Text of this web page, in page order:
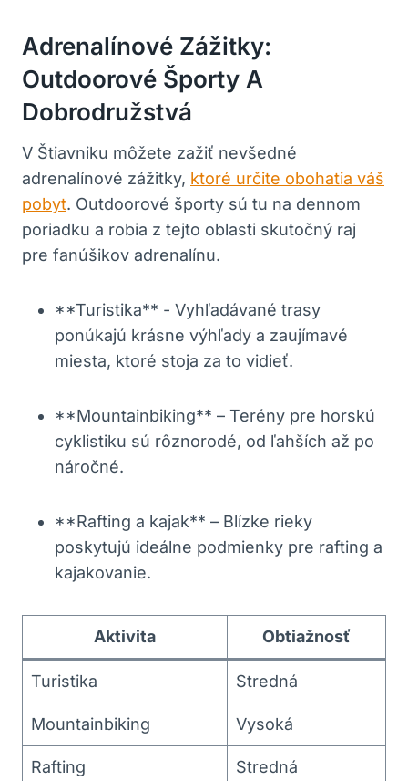
Adrenalínové Zážitky:
Outdoorové Športy ​a
‌dobrodružstvá
V Štiavniku ‍môžete zažiť nevšedné⁣
adrenalínové ⁢zážitky, ktoré určite obohatia váš
pobyt. Outdoorové ‌športy sú tu na dennom
poriadku ‍a robia ⁣z​ tejto oblasti skutočný raj
pre ‍fanúšikov adrenalínu.
**Turistika** -​ Vyhľadávané trasy
ponúkajú ⁤krásne výhľady a zaujímavé
miesta, ktoré stoja ⁣za to vidieť.
**Mountainbiking** – Terény pre horskú
cyklistiku sú rôznorodé, od ľahších až po
náročné.
**Rafting a kajak** – ​Blízke rieky
poskytujú⁣ ideálne podmienky pre rafting ⁤a
kajakovanie.
Aktivita Obtiažnosť
Turistika Stredná
Mountainbiking Vysoká
Rafting Stredná